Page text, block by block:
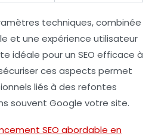
techniques, combinée
et une expérience utilisateur
idéale pour un SEO efficace à
ces aspects permet
liés à des refontes
souvent Google votre site.
SEO abordable en